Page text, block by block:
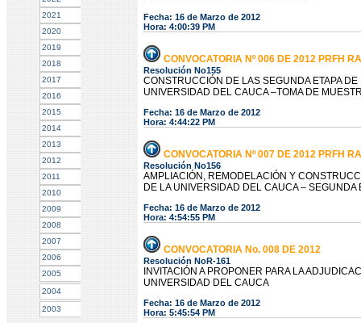
2021
2020
2019
2018
2017
2016
2015
2014
2013
2012
2011
2010
2009
2008
2007
2006
2005
2004
2003
Fecha: 16 de Marzo de 2012
Hora: 4:00:39 PM
CONVOCATORIA Nº 006 DE 2012 PRFH
Resolución No155
CONSTRUCCIÓN DE LAS SEGUNDA ETAPA
UNIVERSIDAD DEL CAUCA –TOMA DE
Fecha: 16 de Marzo de 2012
Hora: 4:44:22 PM
CONVOCATORIA Nº 007 DE 2012 PRFH
Resolución No156
AMPLIACIÓN, REMODELACIÓN Y
DE LA UNIVERSIDAD DEL CAUCA – SEGUNDA
Fecha: 16 de Marzo de 2012
Hora: 4:54:55 PM
CONVOCATORIA No. 008 DE 2012
Resolución NoR-161
INVITACIÓN A PROPONER PARA LA
UNIVERSIDAD DEL CAUCA
Fecha: 16 de Marzo de 2012
Hora: 5:45:54 PM